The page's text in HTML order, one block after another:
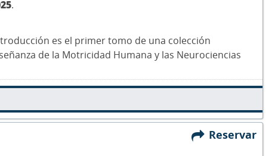
.
es el primer tomo de una colección
de la Motricidad Humana y las Neurociencias
Reservar